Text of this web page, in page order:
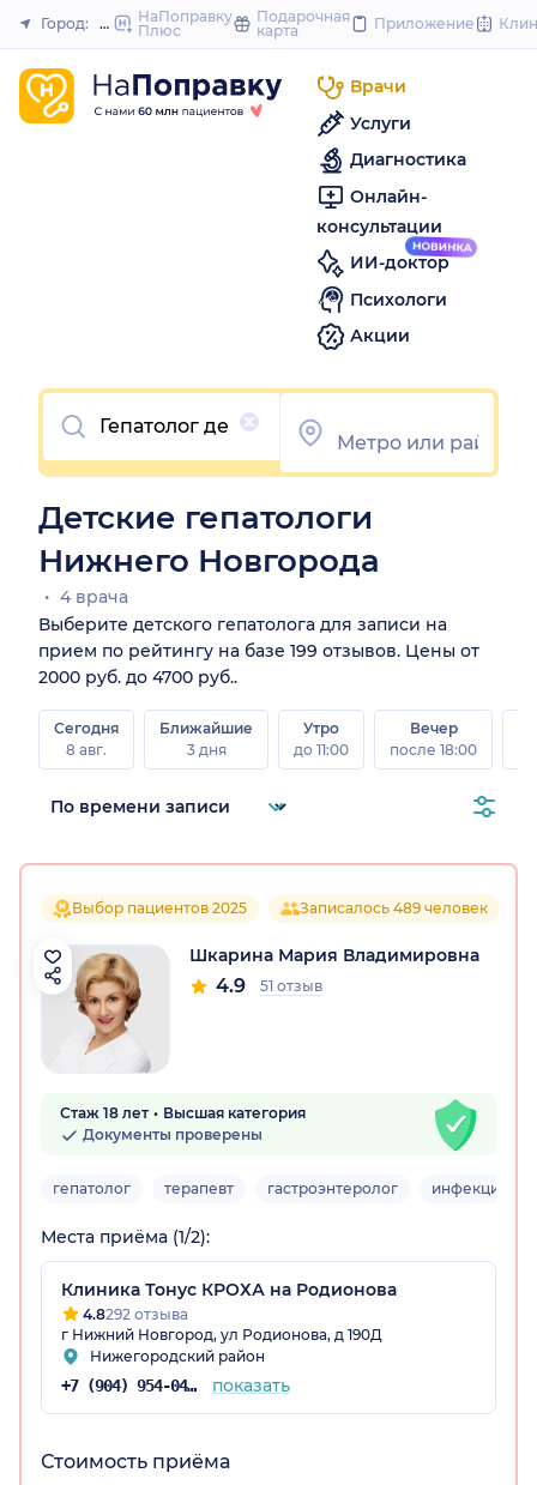
to
Закрыть
Город: Нижний Новгород
НаПоправку
Плюс
Подарочная
карта
Приложение
Врачи
Услуги
Диагностика
Онлайн-
консультации
ИИ-доктор
Психологи
Акции
Очистить
Детские гепатологи
Нижнего Новгорода
4 врача
Выберите детского гепатолога для записи на
прием по рейтингу на базе 199 отзывов. Цены от
2000 руб. до 4700 руб..
Сегодня
8 авг.
Ближайшие
3 дня
Утро
до 11:00
Вечер
после 18:00
Выбор пациентов 2025 Записалось 489 человек
Шкарина Мария Владимировна
4.9 51 отзыв
Стаж 18 лет
Высшая категория
Документы проверены
гепатолог терапевт гастроэнтеролог
Места приёма (1/2):
Клиника Тонус КРОХА на Родионова
4.8292 отзыва
г Нижний Новгород, ул Родионова, д 190Д
Нижегородский район
+7 (904) 954-04-35 показать
Стоимость приёма